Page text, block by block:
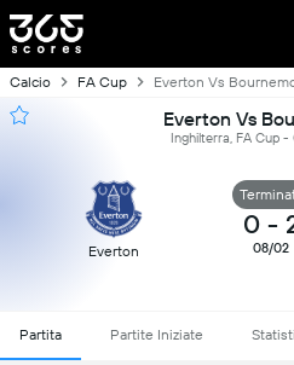
Calcio FA Cup Everton Vs
Everton Vs
Inghilterra, FA Cup
Everton
0 -
08/02
Partita Partite Iniziate